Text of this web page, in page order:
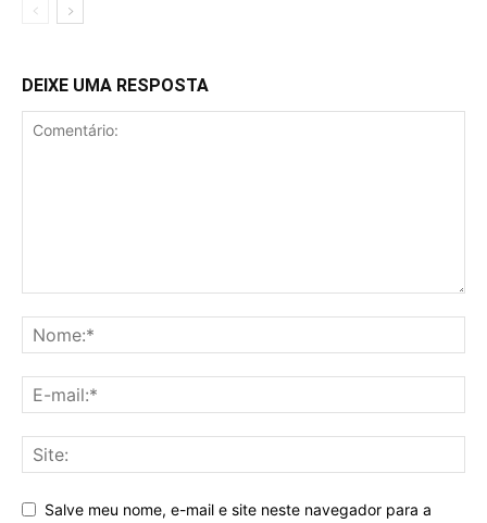
DEIXE UMA RESPOSTA
Salve meu nome, e-mail e site neste navegador para a